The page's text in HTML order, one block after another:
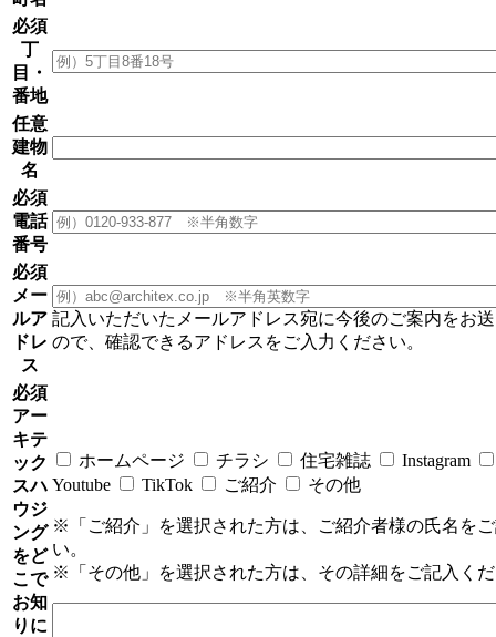
必須
丁
目・
番地
任意
建物
名
必須
電話
番号
必須
メー
ルア
ドレ
ス
記入いただいたメールアドレス宛に今後のご案内をお
ので、確認できるアドレスをご入力ください。
必須
アー
キテ
ック
スハ
ウジ
ング
をど
こで
お知
りに
ホームページ チラシ 住宅雑誌
Instagram
Youtube
TikTok ご紹介 その他
※「ご紹介」を選択された方は、ご紹介者様の氏名を
い。
※「その他」を選択された方は、その詳細をご記入く